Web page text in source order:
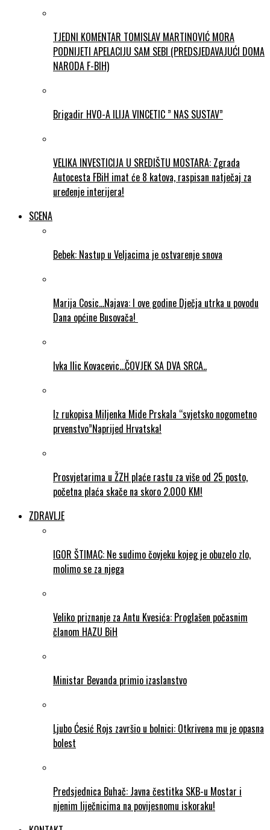
TJEDNI KOMENTAR TOMISLAV MARTINOVIĆ MORA
PODNIJETI APELACIJU SAM SEBI (PREDSJEDAVAJUĆI DOMA
NARODA F-BIH)
Brigadir HVO-A ILIJA VINCETIC ” NAS SUSTAV”
VELIKA INVESTICIJA U SREDIŠTU MOSTARA: Zgrada
Autocesta FBiH imat će 8 katova, raspisan natječaj za
uređenje interijera!
SCENA
Bebek: Nastup u Veljacima je ostvarenje snova
Marija Cosic…Najava: I ove godine Dječja utrka u povodu
Dana općine Busovača!
Ivka Ilic Kovacevic…ČOVJEK SA DVA SRCA..
Iz rukopisa Miljenka Mide Prskala “svjetsko nogometno
prvenstvo”Naprijed Hrvatska!
Prosvjetarima u ŽZH plaće rastu za više od 25 posto,
početna plaća skače na skoro 2.000 KM!
ZDRAVLJE
IGOR ŠTIMAC: Ne sudimo čovjeku kojeg je obuzelo zlo,
molimo se za njega
Veliko priznanje za Antu Kvesića: Proglašen počasnim
članom HAZU BiH
Ministar Bevanda primio izaslanstvo
Ljubo Ćesić Rojs završio u bolnici: Otkrivena mu je opasna
bolest
Predsjednica Buhač: Javna čestitka SKB-u Mostar i
njenim liječnicima na povijesnomu iskoraku!